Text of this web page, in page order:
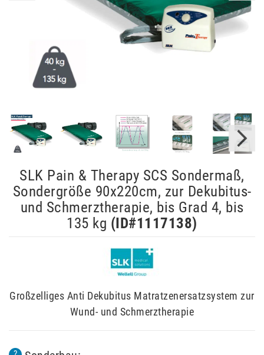
SLK Pain & Therapy SCS Sondermaß,
Sondergröße 90x220cm, zur Dekubitus-
und Schmerztherapie, bis Grad 4, bis
135 kg (ID#1117138)
Großzelliges Anti Dekubitus Matratzenersatzsystem zur
Wund- und Schmerztherapie